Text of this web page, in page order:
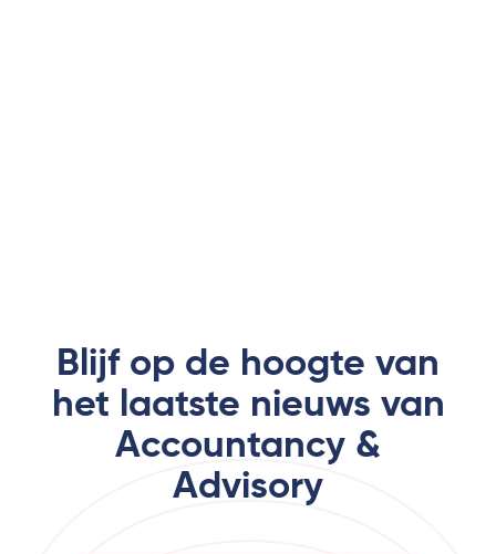
Blijf op de hoogte van
het laatste nieuws van
Accountancy &
Advisory